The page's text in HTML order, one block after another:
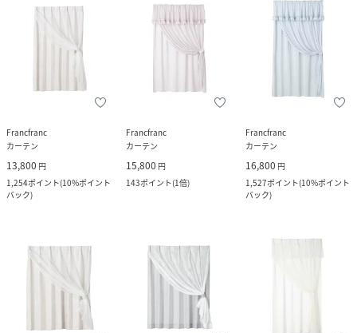
Francfranc
カーテン
13,800 円
1,254ポイント(10%ポイント
バック)
Francfranc
カーテン
15,800 円
143ポイント(1倍)
Francfranc
カーテン
16,800 円
1,527ポイント(10%ポイント
バック)